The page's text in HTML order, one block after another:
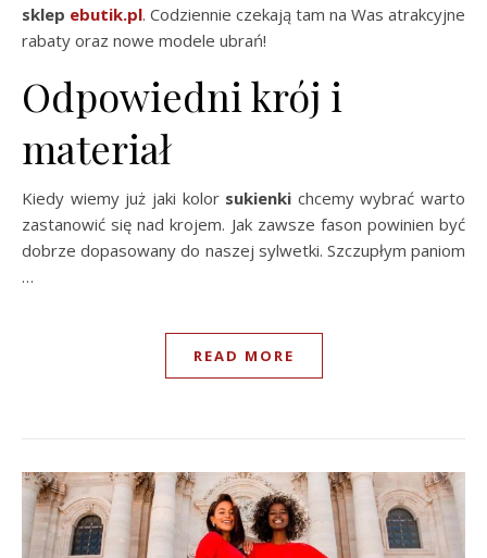
sklep ebutik.pl. Codziennie czekają tam na Was atrakcyjne
rabaty oraz nowe modele ubrań!
Odpowiedni krój i
materiał
Kiedy wiemy już jaki kolor sukienki chcemy wybrać warto
zastanowić się nad krojem. Jak zawsze fason powinien być
dobrze dopasowany do naszej sylwetki. Szczupłym paniom
…
READ MORE